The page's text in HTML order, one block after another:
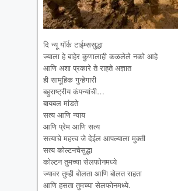
दि न्यू यॉर्क टाईम्ससुद्धा
ज्याला हे बाहेर कुणालाही कळलेले नको आहे
आणि अशा प्रकारे ते राहते अज्ञात
ही सामूहिक गुन्हेगारी
बहुराष्ट्रीय कंपन्यांची…
बायबल मांडते
सत्य आणि न्याय
आणि प्रेम आणि सत्य
सत्याचे महत्त्व जे देईल आपल्याला मुक्ती
सत्य कोल्टनचेसुद्धा
कोल्टन तुमच्या सेलफोनमध्ये
ज्यावर तुम्ही बोलता आणि बोलत राहता
आणि हसता तुमच्या सेलफोनमध्ये.